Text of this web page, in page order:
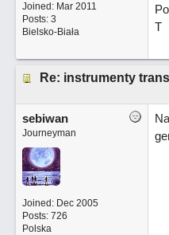
Joined: Mar 2011
Posts: 3
Bielsko-Biała
T
Re: instrumenty
sebiwan
Journeyman
Joined: Dec 2005
Posts: 726
Polska